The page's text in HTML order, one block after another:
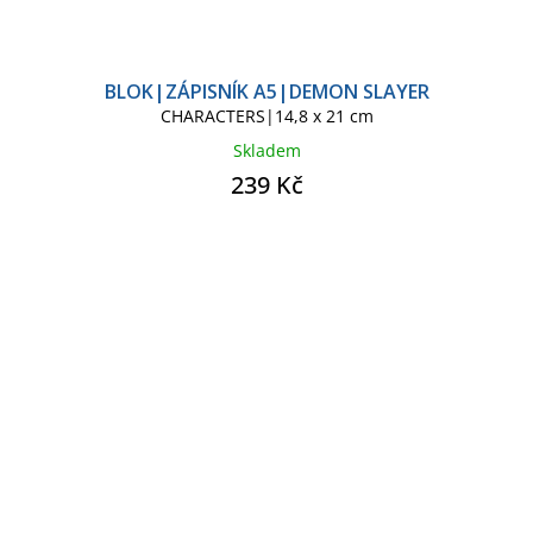
BLOK|ZÁPISNÍK A5|DEMON SLAYER
CHARACTERS|14,8 x 21 cm
Skladem
239 Kč